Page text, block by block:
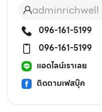
adminrichwell
096-161-5199
096-161-5199
แอดไลน์เราเลย
ติดตามเฟสบุ๊ค